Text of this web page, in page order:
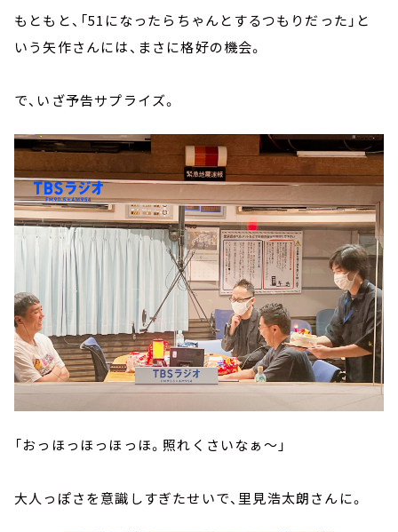
もともと、「51になったらちゃんとするつもりだった」と
いう矢作さんには、まさに格好の機会。
で、いざ予告サプライズ。
「おっほっほっほっほ。照れくさいなぁ～」
大人っぽさを意識しすぎたせいで、里見浩太朗さんに。